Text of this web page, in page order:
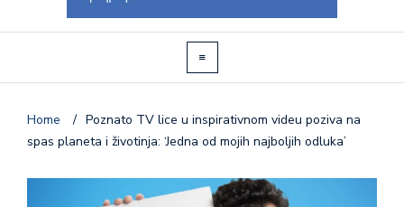
Home / Poznato TV lice u inspirativnom videu poziva na
spas planeta i životinja: ‘Jedna od mojih najboljih odluka’